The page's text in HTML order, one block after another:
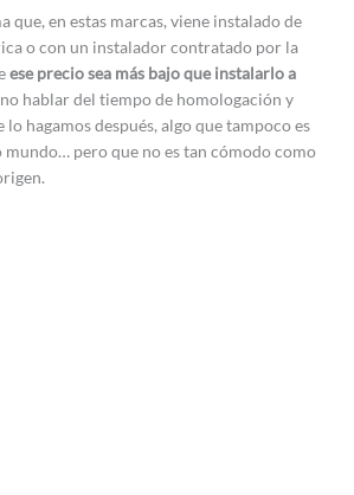
que, en estas marcas, viene instalado de
o con un instalador contratado por la
ese precio sea más bajo que instalarlo a
hablar del tiempo de homologación y
lo hagamos después, algo que tampoco es
mundo… pero que no es tan cómodo como